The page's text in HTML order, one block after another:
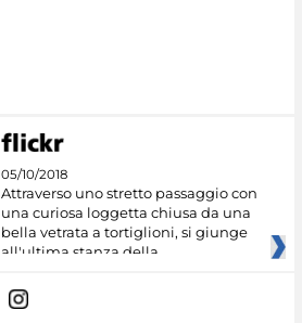
05/10/2018
Attraverso uno stretto passaggio con
una curiosa loggetta chiusa da una
bella vetrata a tortiglioni, si giunge
all'ultima stanza della